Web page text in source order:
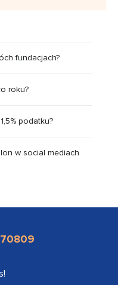
fundacjach?
roku?
podatku?
w social mediach